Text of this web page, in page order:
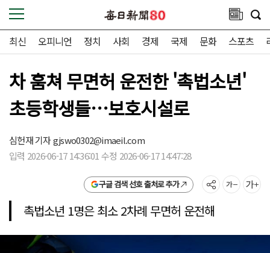
최신 오피니언 정치 사회 경제 국제 문화 스포츠
차 훔쳐 무면허 운전한 '촉법소년'
초등학생들…보호시설로
심헌재 기자gjswo0302@imaeil.com
입력 2026-06-17 14:36:01 수정 2026-06-17 14:47:28
구글 검색 선호 출처로 추가
촉법소년 1명은 최소 2차례 무면허 운전해